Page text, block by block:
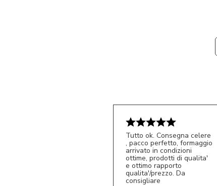
Tutto ok. Consegna celere
, pacco perfetto, formaggio
arrivato in condizioni
ottime, prodotti di qualita'
e ottimo rapporto
qualita'/prezzo. Da
consigliare